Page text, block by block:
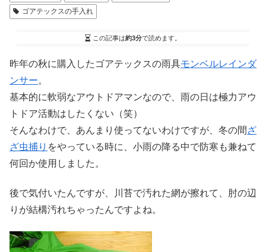
ゴアテックスの手入れ
この記事は約3分で読めます。
昨年の秋に購入したゴアテックスの雨具モンベルレインダ
ンサー。
基本的に軟弱なアウトドアマンなので、雨の日は極力アウ
トドア活動はしたくない（笑）
そんなわけで、あんまり使ってないわけですが、冬の間 ざ
ざ虫捕り をやっている時に、小雨の降る中で防寒も兼ねて
何回か使用しました。
後で気付いたんですが、川苔で汚れた網が擦れて、肘の辺
りが結構汚れちゃったんですよね。